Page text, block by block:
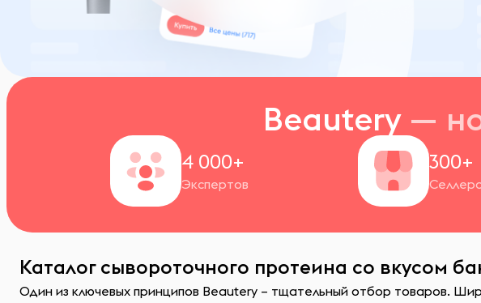
Beautery —
4 000+
Экспертов
300+
Каталог сывороточного протеина со вкусом
Один из ключевых принципов Beautery – тщательный отбор товаров.